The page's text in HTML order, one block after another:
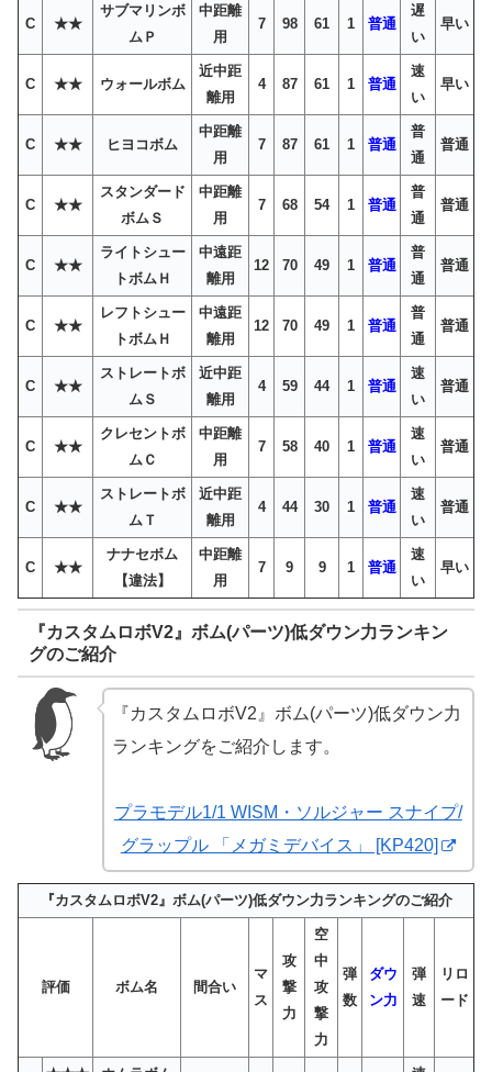
C ★★
サブマリンボ
ムＰ
中距離
用
7 98 61 1 普通
遅
い
早い
C ★★ ウォールボム
近中距
離用
4 87 61 1 普通
速
い
早い
C ★★ ヒヨコボム
中距離
用
7 87 61 1 普通
普
通
普通
C ★★
スタンダード
ボムＳ
中距離
用
7 68 54 1 普通
普
通
普通
C ★★
ライトシュー
トボムＨ
中遠距
離用
12 70 49 1 普通
普
通
普通
C ★★
レフトシュー
トボムＨ
中遠距
離用
12 70 49 1 普通
普
通
普通
C ★★
ストレートボ
ムＳ
近中距
離用
4 59 44 1 普通
速
い
普通
C ★★
クレセントボ
ムＣ
中距離
用
7 58 40 1 普通
速
い
普通
C ★★
ストレートボ
ムＴ
近中距
離用
4 44 30 1 普通
速
い
普通
C ★★
ナナセボム
【違法】
中距離
用
7 9 9 1 普通
速
い
早い
『カスタムロボV2』ボム(パーツ)低ダウン力ランキン
グのご紹介
『カスタムロボV2』ボム(パーツ)低ダウン力
ランキングをご紹介します。
プラモデル1/1 WISM・ソルジャー スナイプ/
グラップル 「メガミデバイス」 [KP420]
『カスタムロボV2』ボム(パーツ)低ダウン力ランキングのご紹介
評価 ボム名 間合い
マ
ス
攻
撃
力
空
中
攻
撃
力
弾
数
ダウ
ン力
弾
速
リロ
ード